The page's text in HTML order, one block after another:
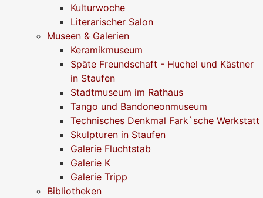
Kulturwoche
Literarischer Salon
Museen & Galerien
Keramikmuseum
Späte Freundschaft - Huchel und Kästner
in Staufen
Stadtmuseum im Rathaus
Tango und Bandoneonmuseum
Technisches Denkmal Fark`sche Werkstatt
Skulpturen in Staufen
Galerie Fluchtstab
Galerie K
Galerie Tripp
Bibliotheken